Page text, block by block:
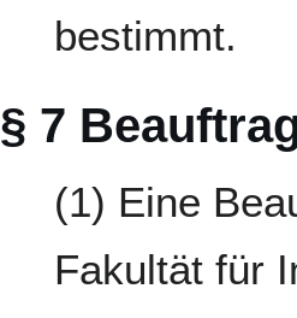
bestimmt.
§ 7
Eine
Fakultät für